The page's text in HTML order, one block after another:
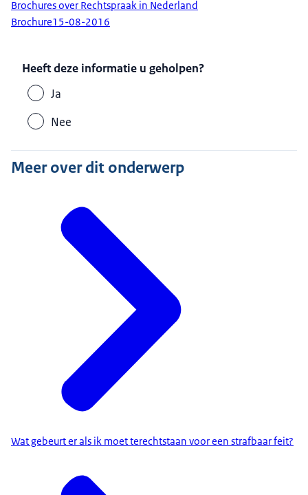
Brochures over Rechtspraak in Nederland
Brochure15-08-2016
Heeft deze informatie u geholpen?
Ja
Nee
Meer over dit onderwerp
Wat gebeurt er als ik moet terechtstaan voor een strafbaar feit?